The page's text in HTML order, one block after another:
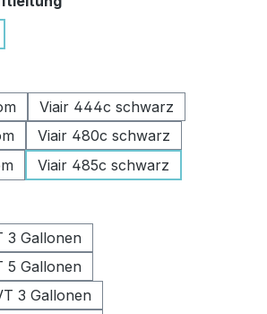
Viair 444c schwarz
Viair 480c schwarz
Viair 485c schwarz
3 Gallonen
5 Gallonen
3 Gallonen